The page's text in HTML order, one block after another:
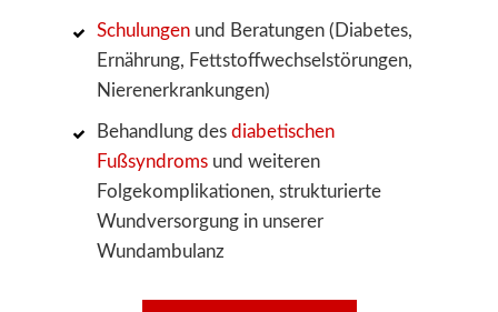
Schulungen und Beratungen (Diabetes,
Ernährung, Fettstoffwechselstörungen,
Nierenerkrankungen)
Behandlung des diabetischen
Fußsyndroms und weiteren
Folgekomplikationen, strukturierte
Wundversorgung in unserer
Wundambulanz